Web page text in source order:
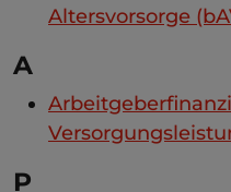
Altersvorsorge
A
P